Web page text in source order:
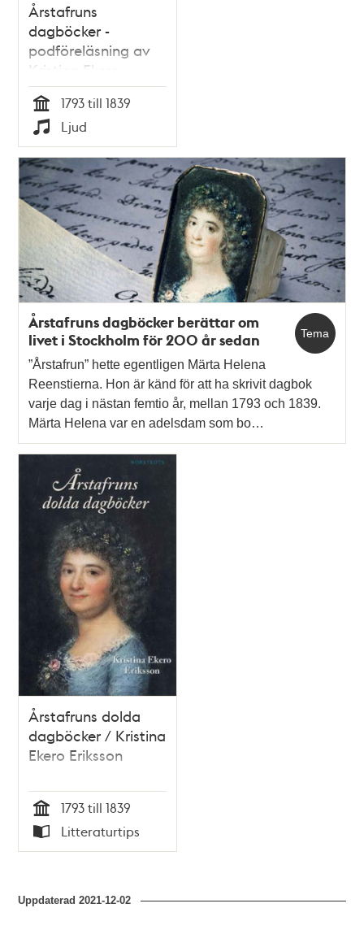
Årstafruns
dagböcker -
podföreläsning av
Kristina Ekero
Eriksson
Tid
1793 till 1839
Typ
Ljud
Tema
Årstafruns dagböcker berättar om
livet i Stockholm för 200 år sedan
”Årstafrun” hette egentligen Märta Helena
Reenstierna. Hon är känd för att ha skrivit dagbok
varje dag i nästan femtio år, mellan 1793 och 1839.
Märta Helena var en adelsdam som bo…
Årstafruns dolda
dagböcker / Kristina
Ekero Eriksson
Tid
1793 till 1839
Typ
Litteraturtips
Uppdaterad2021-12-02